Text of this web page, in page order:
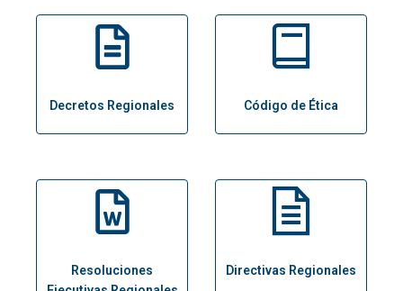
Decretos Regionales Código de Ética
Resoluciones
Directivas Regionales